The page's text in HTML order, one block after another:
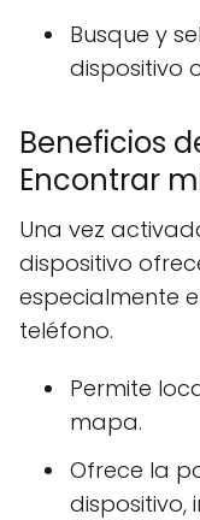
Busque y
dispositivo
Beneficios
Encontrar
Una vez
dispositivo
especialmente
teléfono.
Permite
mapa.
Ofrece la
dispositivo,